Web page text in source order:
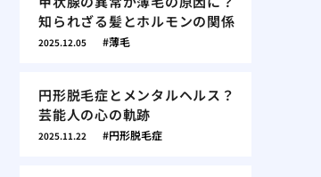
知られざる髪とホルモンの関係
2025.12.05 薄毛
円形脱毛症とメンタルヘルス？
芸能人の心の軌跡
2025.11.22 円形脱毛症